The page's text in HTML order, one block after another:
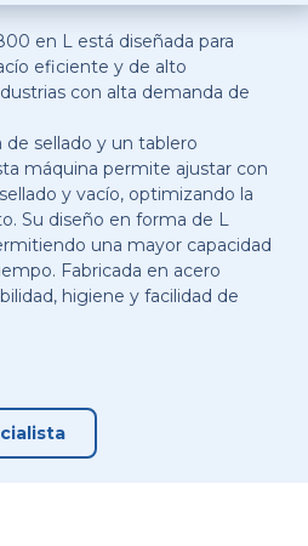
en L está diseñada para
eficiente y de alto
con alta demanda de
de sellado y un tablero
máquina permite ajustar con
y vacío, optimizando la
Su diseño en forma de L
una mayor capacidad
Fabricada en acero
higiene y facilidad de